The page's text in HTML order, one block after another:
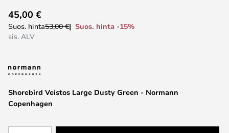
to
the
the
gallery
Shorebird Veistos Large Dusty Green - Normann
Copenhagen
45,00 €
Suos. hinta53,00 €
Suos. hinta -15%
sis. ALV